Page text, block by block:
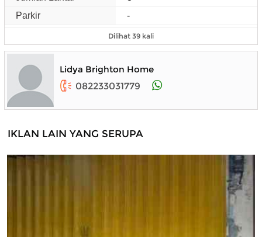
Parkir
-
Dilihat 39 kali
Lidya Brighton Home
082233031779
IKLAN LAIN YANG SERUPA